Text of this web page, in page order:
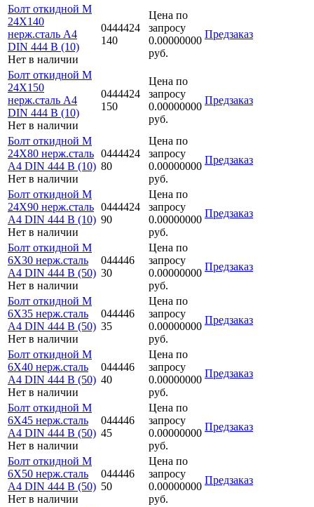
Болт откидной M
24Х140
нерж.сталь A4
DIN 444 B (10)
Нет в наличии
0444424
140
Цена по
запросу
0.00000000
руб.
Предзаказ
Болт откидной M
24Х150
нерж.сталь A4
DIN 444 B (10)
Нет в наличии
0444424
150
Цена по
запросу
0.00000000
руб.
Предзаказ
Болт откидной M
24Х80 нерж.сталь
A4 DIN 444 B (10)
Нет в наличии
0444424
80
Цена по
запросу
0.00000000
руб.
Предзаказ
Болт откидной M
24Х90 нерж.сталь
A4 DIN 444 B (10)
Нет в наличии
0444424
90
Цена по
запросу
0.00000000
руб.
Предзаказ
Болт откидной M
6Х30 нерж.сталь
A4 DIN 444 B (50)
Нет в наличии
044446
30
Цена по
запросу
0.00000000
руб.
Предзаказ
Болт откидной M
6Х35 нерж.сталь
A4 DIN 444 B (50)
Нет в наличии
044446
35
Цена по
запросу
0.00000000
руб.
Предзаказ
Болт откидной M
6Х40 нерж.сталь
A4 DIN 444 B (50)
Нет в наличии
044446
40
Цена по
запросу
0.00000000
руб.
Предзаказ
Болт откидной M
6Х45 нерж.сталь
A4 DIN 444 B (50)
Нет в наличии
044446
45
Цена по
запросу
0.00000000
руб.
Предзаказ
Болт откидной M
6Х50 нерж.сталь
A4 DIN 444 B (50)
Нет в наличии
044446
50
Цена по
запросу
0.00000000
руб.
Предзаказ